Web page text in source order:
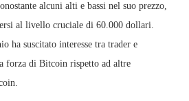
alcuni alti e bassi nel suo prezzo,
al livello cruciale di 60.000 dollari.
ha suscitato interesse tra trader e
forza di Bitcoin rispetto ad altre